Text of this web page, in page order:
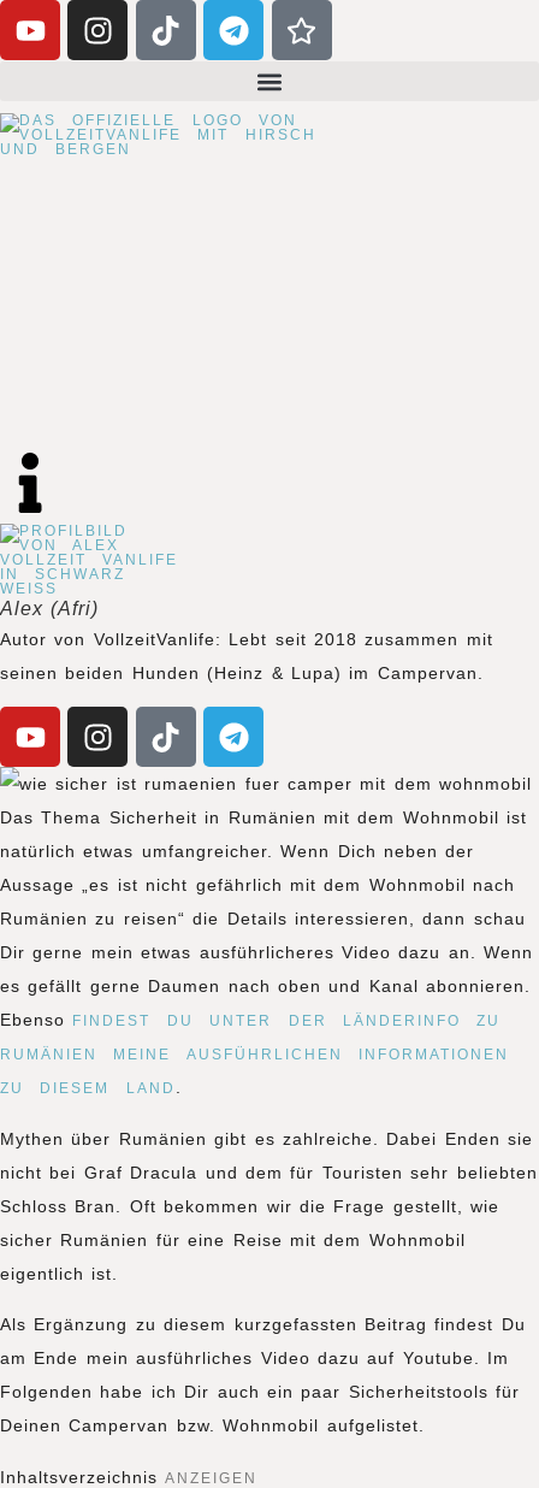
Alex (Afri)
Autor von VollzeitVanlife: Lebt seit 2018 zusammen mit
seinen beiden Hunden (Heinz & Lupa) im Campervan.
Das Thema Sicherheit in Rumänien mit dem Wohnmobil ist
natürlich etwas umfangreicher. Wenn Dich neben der
Aussage „es ist nicht gefährlich mit dem Wohnmobil nach
Rumänien zu reisen“ die Details interessieren, dann schau
Dir gerne mein etwas ausführlicheres Video dazu an. Wenn
es gefällt gerne Daumen nach oben und Kanal abonnieren.
Ebenso
FINDEST DU UNTER DER LÄNDERINFO ZU
RUMÄNIEN MEINE AUSFÜHRLICHEN INFORMATIONEN
ZU DIESEM LAND .
Mythen über Rumänien gibt es zahlreiche. Dabei Enden sie
nicht bei Graf Dracula und dem für Touristen sehr beliebten
Schloss Bran. Oft bekommen wir die Frage gestellt, wie
sicher Rumänien für eine Reise mit dem Wohnmobil
eigentlich ist.
Als Ergänzung zu diesem kurzgefassten Beitrag findest Du
am Ende mein ausführliches Video dazu auf Youtube. Im
Folgenden habe ich Dir auch ein paar Sicherheitstools für
Deinen Campervan bzw. Wohnmobil aufgelistet.
Inhaltsverzeichnis ANZEIGEN